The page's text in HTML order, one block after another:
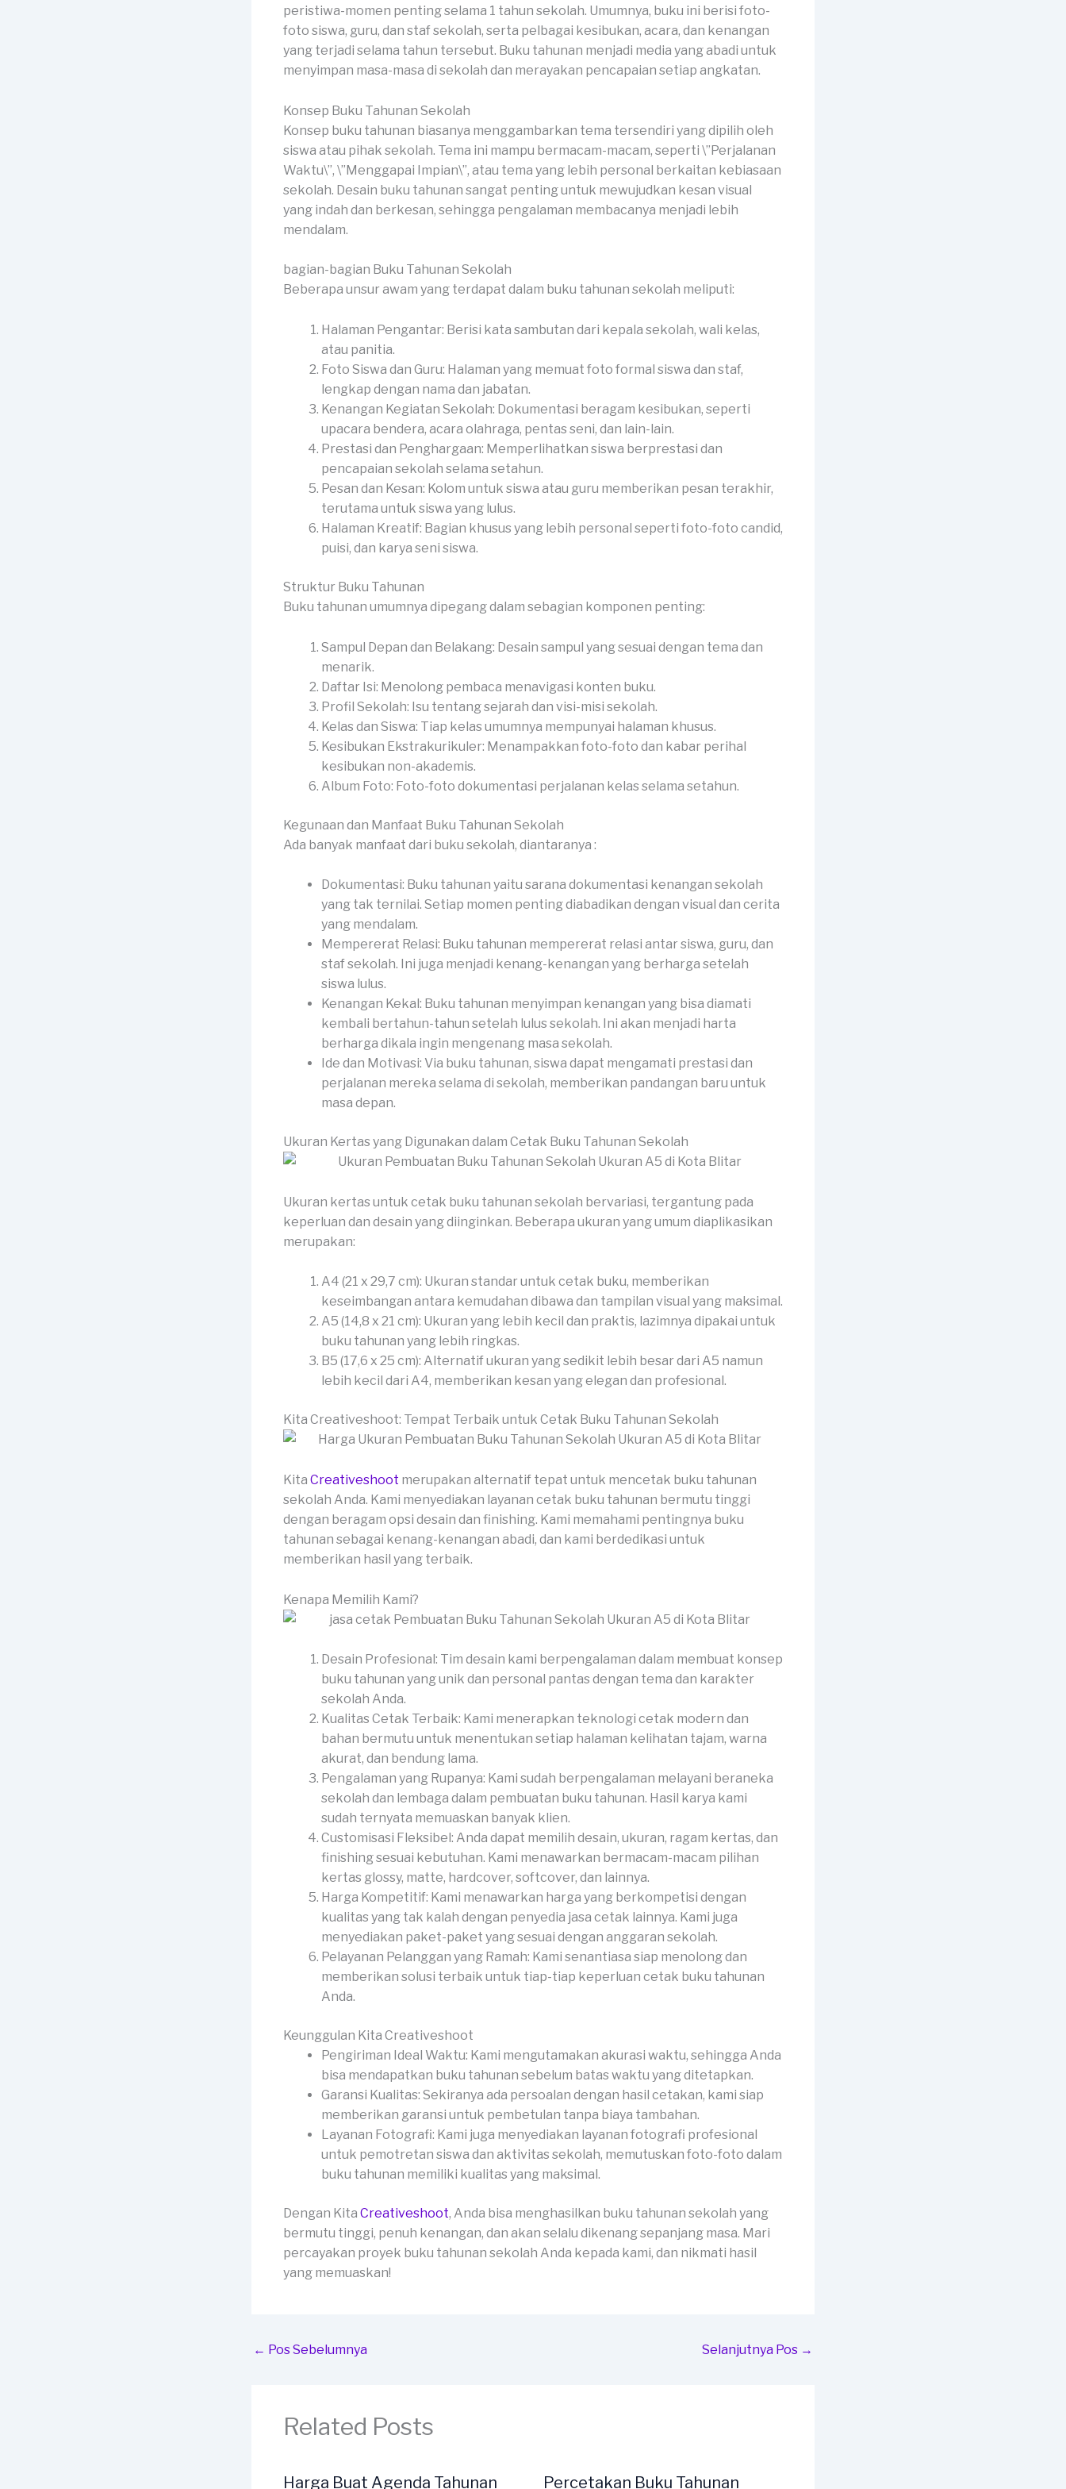
peristiwa-momen penting selama 1 tahun sekolah. Umumnya, buku ini berisi foto-
foto siswa, guru, dan staf sekolah, serta pelbagai kesibukan, acara, dan kenangan
yang terjadi selama tahun tersebut. Buku tahunan menjadi media yang abadi untuk
menyimpan masa-masa di sekolah dan merayakan pencapaian setiap angkatan.
Konsep Buku Tahunan Sekolah
Konsep buku tahunan biasanya menggambarkan tema tersendiri yang dipilih oleh
siswa atau pihak sekolah. Tema ini mampu bermacam-macam, seperti \”Perjalanan
Waktu\”, \”Menggapai Impian\”, atau tema yang lebih personal berkaitan kebiasaan
sekolah. Desain buku tahunan sangat penting untuk mewujudkan kesan visual
yang indah dan berkesan, sehingga pengalaman membacanya menjadi lebih
mendalam.
bagian-bagian Buku Tahunan Sekolah
Beberapa unsur awam yang terdapat dalam buku tahunan sekolah meliputi:
Halaman Pengantar: Berisi kata sambutan dari kepala sekolah, wali kelas,
atau panitia.
Foto Siswa dan Guru: Halaman yang memuat foto formal siswa dan staf,
lengkap dengan nama dan jabatan.
Kenangan Kegiatan Sekolah: Dokumentasi beragam kesibukan, seperti
upacara bendera, acara olahraga, pentas seni, dan lain-lain.
Prestasi dan Penghargaan: Memperlihatkan siswa berprestasi dan
pencapaian sekolah selama setahun.
Pesan dan Kesan: Kolom untuk siswa atau guru memberikan pesan terakhir,
terutama untuk siswa yang lulus.
Halaman Kreatif: Bagian khusus yang lebih personal seperti foto-foto candid,
puisi, dan karya seni siswa.
Struktur Buku Tahunan
Buku tahunan umumnya dipegang dalam sebagian komponen penting:
Sampul Depan dan Belakang: Desain sampul yang sesuai dengan tema dan
menarik.
Daftar Isi: Menolong pembaca menavigasi konten buku.
Profil Sekolah: Isu tentang sejarah dan visi-misi sekolah.
Kelas dan Siswa: Tiap kelas umumnya mempunyai halaman khusus.
Kesibukan Ekstrakurikuler: Menampakkan foto-foto dan kabar perihal
kesibukan non-akademis.
Album Foto: Foto-foto dokumentasi perjalanan kelas selama setahun.
Kegunaan dan Manfaat Buku Tahunan Sekolah
Ada banyak manfaat dari buku sekolah, diantaranya :
Dokumentasi: Buku tahunan yaitu sarana dokumentasi kenangan sekolah
yang tak ternilai. Setiap momen penting diabadikan dengan visual dan cerita
yang mendalam.
Mempererat Relasi: Buku tahunan mempererat relasi antar siswa, guru, dan
staf sekolah. Ini juga menjadi kenang-kenangan yang berharga setelah
siswa lulus.
Kenangan Kekal: Buku tahunan menyimpan kenangan yang bisa diamati
kembali bertahun-tahun setelah lulus sekolah. Ini akan menjadi harta
berharga dikala ingin mengenang masa sekolah.
Ide dan Motivasi: Via buku tahunan, siswa dapat mengamati prestasi dan
perjalanan mereka selama di sekolah, memberikan pandangan baru untuk
masa depan.
Ukuran Kertas yang Digunakan dalam Cetak Buku Tahunan Sekolah
Ukuran kertas untuk cetak buku tahunan sekolah bervariasi, tergantung pada
keperluan dan desain yang diinginkan. Beberapa ukuran yang umum diaplikasikan
merupakan:
A4 (21 x 29,7 cm): Ukuran standar untuk cetak buku, memberikan
keseimbangan antara kemudahan dibawa dan tampilan visual yang maksimal.
A5 (14,8 x 21 cm): Ukuran yang lebih kecil dan praktis, lazimnya dipakai untuk
buku tahunan yang lebih ringkas.
B5 (17,6 x 25 cm): Alternatif ukuran yang sedikit lebih besar dari A5 namun
lebih kecil dari A4, memberikan kesan yang elegan dan profesional.
Kita Creativeshoot: Tempat Terbaik untuk Cetak Buku Tahunan Sekolah
Kita Creativeshoot merupakan alternatif tepat untuk mencetak buku tahunan
sekolah Anda. Kami menyediakan layanan cetak buku tahunan bermutu tinggi
dengan beragam opsi desain dan finishing. Kami memahami pentingnya buku
tahunan sebagai kenang-kenangan abadi, dan kami berdedikasi untuk
memberikan hasil yang terbaik.
Kenapa Memilih Kami?
Desain Profesional: Tim desain kami berpengalaman dalam membuat konsep
buku tahunan yang unik dan personal pantas dengan tema dan karakter
sekolah Anda.
Kualitas Cetak Terbaik: Kami menerapkan teknologi cetak modern dan
bahan bermutu untuk menentukan setiap halaman kelihatan tajam, warna
akurat, dan bendung lama.
Pengalaman yang Rupanya: Kami sudah berpengalaman melayani beraneka
sekolah dan lembaga dalam pembuatan buku tahunan. Hasil karya kami
sudah ternyata memuaskan banyak klien.
Customisasi Fleksibel: Anda dapat memilih desain, ukuran, ragam kertas, dan
finishing sesuai kebutuhan. Kami menawarkan bermacam-macam pilihan
kertas glossy, matte, hardcover, softcover, dan lainnya.
Harga Kompetitif: Kami menawarkan harga yang berkompetisi dengan
kualitas yang tak kalah dengan penyedia jasa cetak lainnya. Kami juga
menyediakan paket-paket yang sesuai dengan anggaran sekolah.
Pelayanan Pelanggan yang Ramah: Kami senantiasa siap menolong dan
memberikan solusi terbaik untuk tiap-tiap keperluan cetak buku tahunan
Anda.
Keunggulan Kita Creativeshoot
Pengiriman Ideal Waktu: Kami mengutamakan akurasi waktu, sehingga Anda
bisa mendapatkan buku tahunan sebelum batas waktu yang ditetapkan.
Garansi Kualitas: Sekiranya ada persoalan dengan hasil cetakan, kami siap
memberikan garansi untuk pembetulan tanpa biaya tambahan.
Layanan Fotografi: Kami juga menyediakan layanan fotografi profesional
untuk pemotretan siswa dan aktivitas sekolah, memutuskan foto-foto dalam
buku tahunan memiliki kualitas yang maksimal.
Dengan Kita Creativeshoot, Anda bisa menghasilkan buku tahunan sekolah yang
bermutu tinggi, penuh kenangan, dan akan selalu dikenang sepanjang masa. Mari
percayakan proyek buku tahunan sekolah Anda kepada kami, dan nikmati hasil
yang memuaskan!
← Pos Sebelumnya Selanjutnya Pos →
Related Posts
Harga Buat Agenda Tahunan Percetakan Buku Tahunan